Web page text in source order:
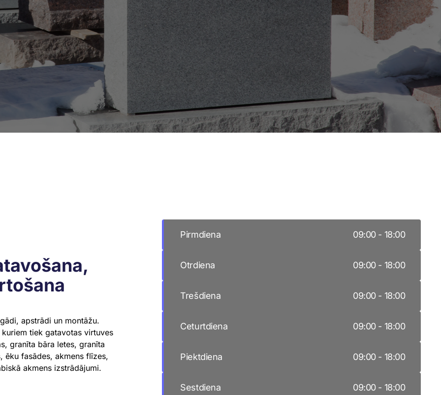
apstrādi un montāžu.
tiek gatavotas virtuves
granīta bāra letes, granīta
ēku fasādes, akmens flīzes,
akmens izstrādājumi.
Pirmdiena 09:00- 18:00
Otrdiena 09:00- 18:00
Trešdiena 09:00- 18:00
Ceturtdiena 09:00- 18:00
Piektdiena 09:00- 18:00
Sestdiena 09:00- 18:00